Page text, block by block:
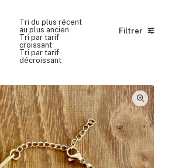
Filtrer
Tri du plus récent
au plus ancien
Tri par tarif
croissant
Tri par tarif
décroissant